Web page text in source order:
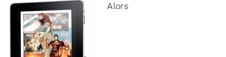
Alors